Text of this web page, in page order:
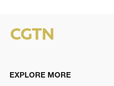
EXPLORE MORE